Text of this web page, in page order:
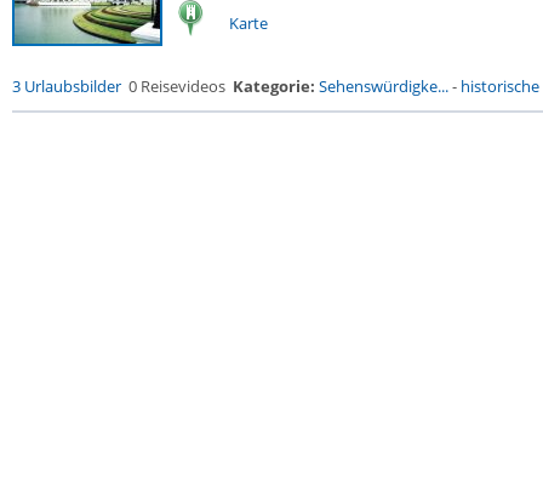
Karte
3 Urlaubsbilder 0 Reisevideos Kategorie: Sehenswürdigke...- historische